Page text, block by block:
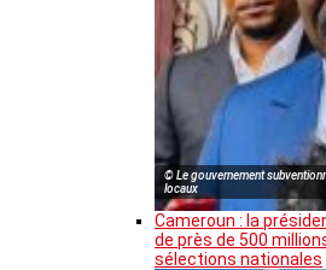
© Le gouvernement
locaux
Cameroun : la
de près de 500
sélections nationales